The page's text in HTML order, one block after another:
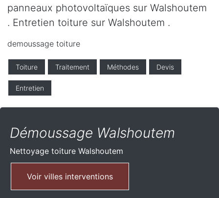
panneaux photovoltaïques sur Walshoutem
. Entretien toiture sur Walshoutem .
demoussage toiture
Toiture Traitement Méthodes Devis
Entretien
Démoussage Walshoutem
Nettoyage toiture Walshoutem
Voir villes interventions